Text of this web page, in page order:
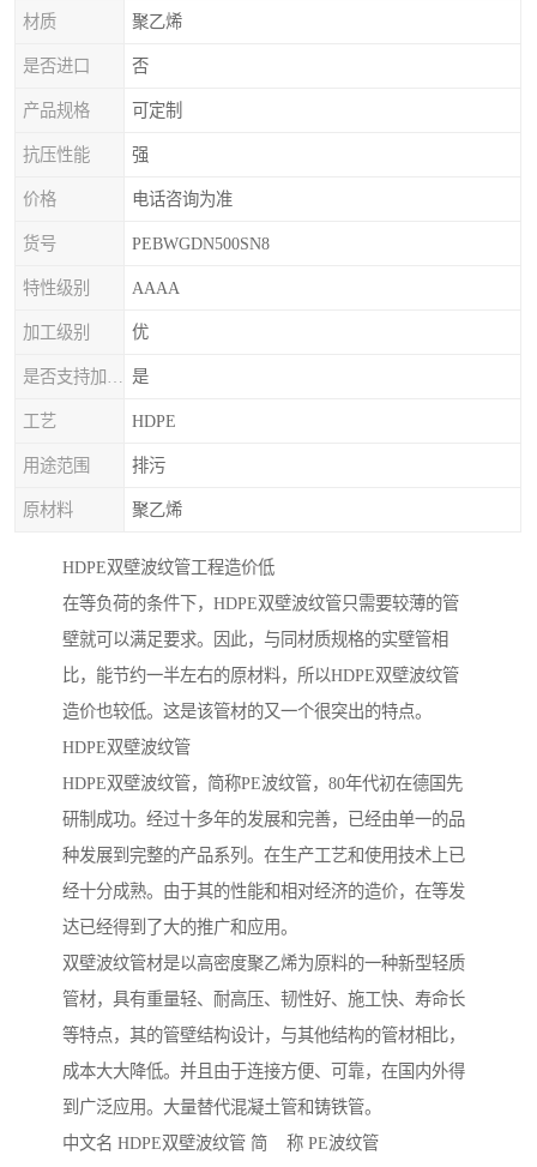
材质 聚乙烯
是否进口 否
产品规格 可定制
抗压性能 强
价格 电话咨询为准
货号 PEBWGDN500SN8
特性级别 AAAA
加工级别 优
是
工艺 HDPE
用途范围 排污
原材料 聚乙烯
HDPE双壁波纹管工程造价低
在等负荷的条件下，HDPE双壁波纹管只需要较薄的管
壁就可以满足要求。因此，与同材质规格的实壁管相
比，能节约一半左右的原材料，所以HDPE双壁波纹管
造价也较低。这是该管材的又一个很突出的特点。
HDPE双壁波纹管
HDPE双壁波纹管，简称PE波纹管，80年代初在德国先
研制成功。经过十多年的发展和完善，已经由单一的品
种发展到完整的产品系列。在生产工艺和使用技术上已
经十分成熟。由于其的性能和相对经济的造价，在等发
达已经得到了大的推广和应用。
双壁波纹管材是以高密度聚乙烯为原料的一种新型轻质
管材，具有重量轻、耐高压、韧性好、施工快、寿命长
等特点，其的管壁结构设计，与其他结构的管材相比，
成本大大降低。并且由于连接方便、可靠，在国内外得
到广泛应用。大量替代混凝土管和铸铁管。
中文名 HDPE双壁波纹管 简 称 PE波纹管